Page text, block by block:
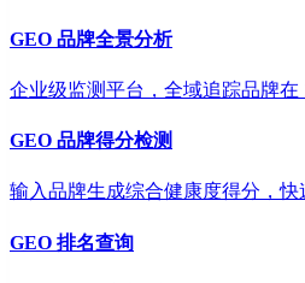
GEO 品牌全景分析
企业级监测平台，全域追踪品牌在
GEO 品牌得分检测
输入品牌生成综合健康度得分，
GEO 排名查询